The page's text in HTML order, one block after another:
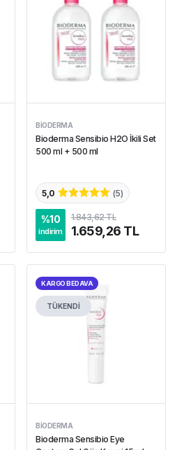
BIODERMA
Bioderma Sensibio H2O İkili Set
500 ml + 500 ml
5,0 (5)
%10
indirim
1.843,62 TL
1.659,26 TL
KARGO BEDAVA
TÜKENDİ
BIODERMA
Bioderma Sensibio Eye